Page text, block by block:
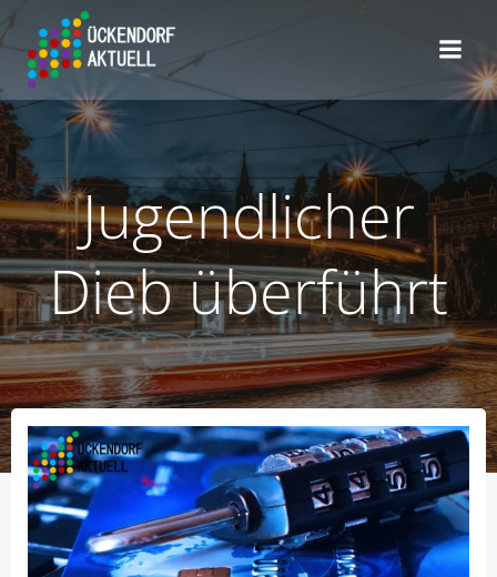
Jugendlicher
Dieb überführt